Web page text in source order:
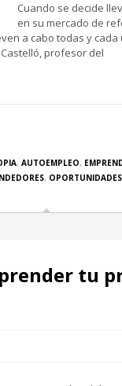
Cuando se decide
en su mercado de
a cabo todas y
profesor del
, AUTOEMPLEO,
, OPORTUNIDADES
tu